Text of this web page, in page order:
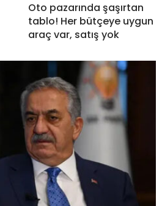
Oto pazarında şaşırtan
tablo! Her bütçeye uygun
araç var, satış yok